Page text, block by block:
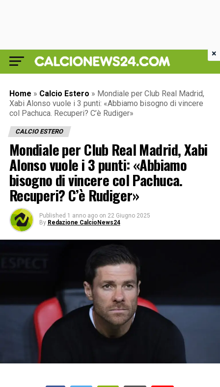
Home » Calcio Estero » Mondiale per Club Real Madrid,
Xabi Alonso vuole i 3 punti: «Abbiamo bisogno di vincere
col Pachuca. Recuperi? C’è Rudiger»
CALCIO ESTERO
Mondiale per Club Real Madrid, Xabi
Alonso vuole i 3 punti: «Abbiamo
bisogno di vincere col Pachuca.
Recuperi? C’è Rudiger»
Published 1 anno ago on 22 Giugno 2025
By Redazione CalcioNews24
×